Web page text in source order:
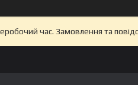
час. Замовлення та